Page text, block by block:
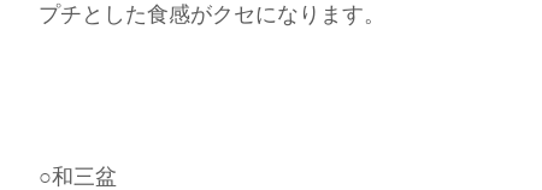
プチとした食感がクセになります。
○和三盆